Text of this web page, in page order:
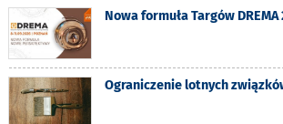
Nowa formuła Targów DREMA
Ograniczenie lotnych